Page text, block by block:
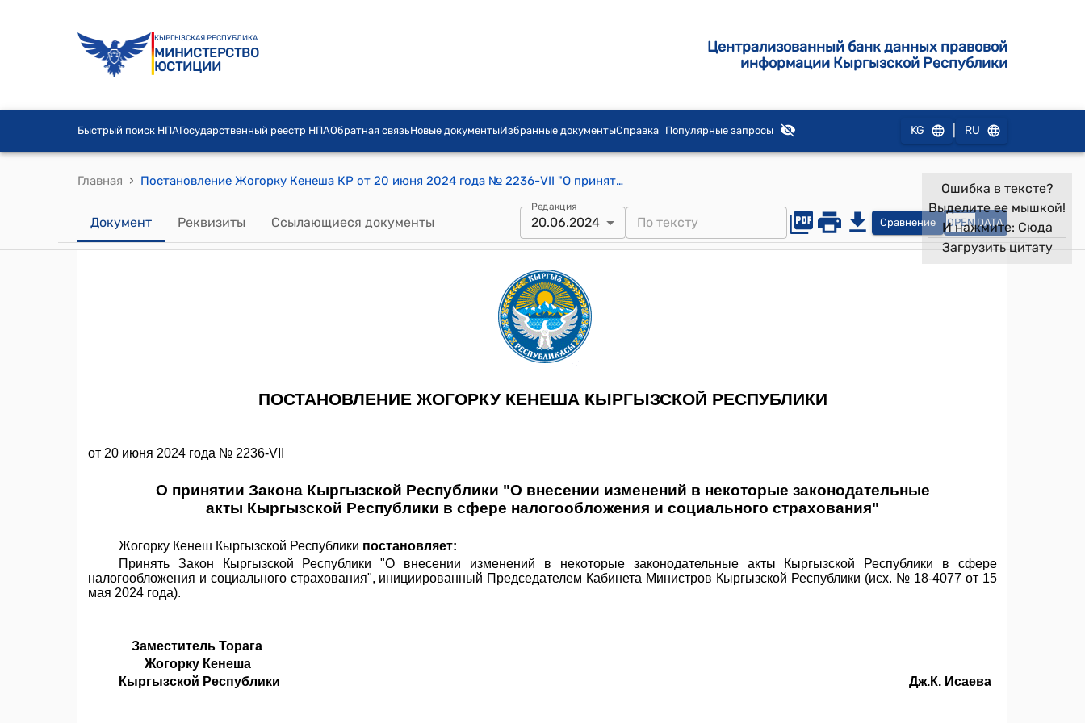
КЫРГЫЗСКАЯ РЕСПУБЛИКА
МИНИСТЕРСТВО
ЮСТИЦИИ
Централизованный банк данных правовой
информации Кыргызской Республики
Быстрый поиск НПАГосударственный реестр НПАОбратная связьНовые документыИзбранные документыСправка Популярные запросы KG RU
Главная › Постановление Жогорку Кенеша КР от 20 июня 2024 года № 2236-VII "О принятии Закона Кыргызской Республики "О внесении изменений в некоторые законодательные акты Кыргызской Республики в сфере налогообложения и социального страхования"
Документ Реквизиты Ссылающиеся документы
Редакция
20.06.2024 Сравнение OPEN DATA
Ошибка в тексте?
Выделите ее мышкой!
И нажмите: Сюда
Загрузить цитату